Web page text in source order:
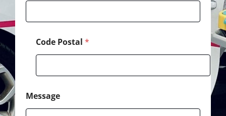
Code Postal *
Message